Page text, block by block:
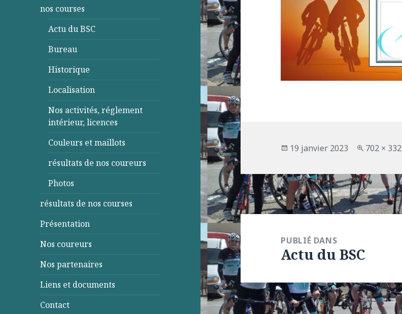
nos courses
Actu du BSC
Bureau
Historique
Localisation
Nos activités, réglement
intérieur, licences
Couleurs et maillots
résultats de nos coureurs
Photos
résultats de nos courses
Présentation
Nos coureurs
Nos partenaires
Liens et documents
Contact
Publié
19 janvier 2023
Taille
702 × 332
Navigation
de
l’article
PUBLIÉ DANS
Actu du BSC